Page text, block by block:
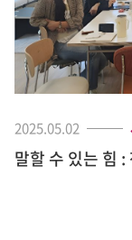
2025.05.02
말할 수 있는 힘